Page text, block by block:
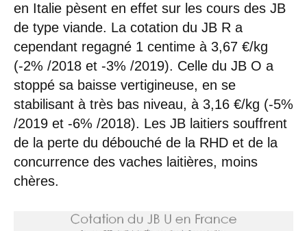
en Italie pèsent en effet sur les cours des JB
de type viande. La cotation du JB R a
cependant regagné 1 centime à 3,67 €/kg
(-2% /2018 et -3% /2019). Celle du JB O a
stoppé sa baisse vertigineuse, en se
stabilisant à très bas niveau, à 3,16 €/kg (-5%
/2019 et -6% /2018). Les JB laitiers souffrent
de la perte du débouché de la RHD et de la
concurrence des vaches laitières, moins
chères.